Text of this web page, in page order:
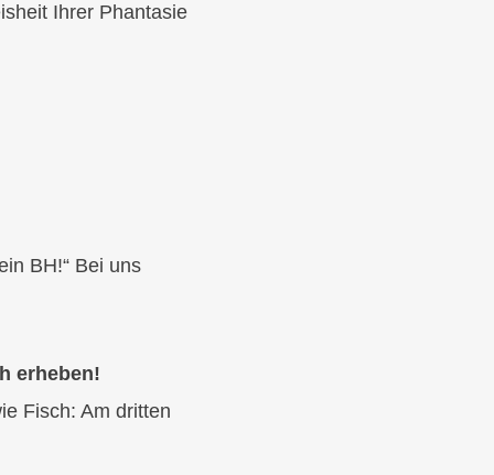
Ihrer Phantasie
BH!“ Bei uns
erheben!
Fisch: Am dritten